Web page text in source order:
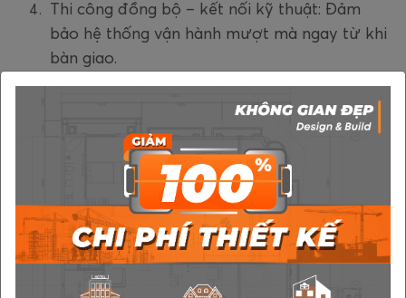
Thi công đồng bộ – kết nối kỹ thuật: Đảm
bảo hệ thống vận hành mượt mà ngay từ khi
bàn giao.
Bảo trì, nâng cấp sau bàn giao: Luôn hỗ trợ
bạn cập nhật công nghệ mới.
4. Thực Tế: Một Số Công Trình Nhà Phố 4.0
Nhà Mr. Long - Quận 2: Điều khiển toàn bộ
thiết bị qua iPad, tích hợp hệ thống tưới cây
và an ninh AI.